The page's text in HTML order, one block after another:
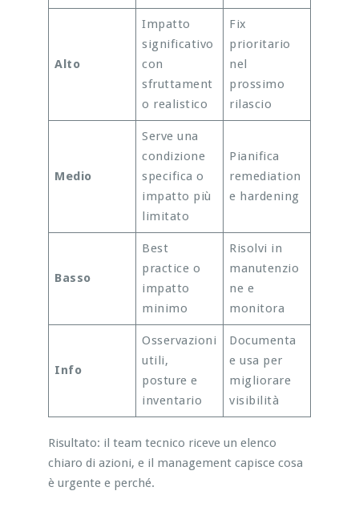
Alto
Impatto
significativo
con
sfruttament
o realistico
Fix
prioritario
nel
prossimo
rilascio
Medio
Serve una
condizione
specifica o
impatto più
limitato
Pianifica
remediation
e hardening
Basso
Best
practice o
impatto
minimo
Risolvi in
manutenzio
ne e
monitora
Info
Osservazioni
utili,
posture e
inventario
Documenta
e usa per
migliorare
visibilità
Risultato: il team tecnico riceve un elenco
chiaro di azioni, e il management capisce cosa
è urgente e perché.